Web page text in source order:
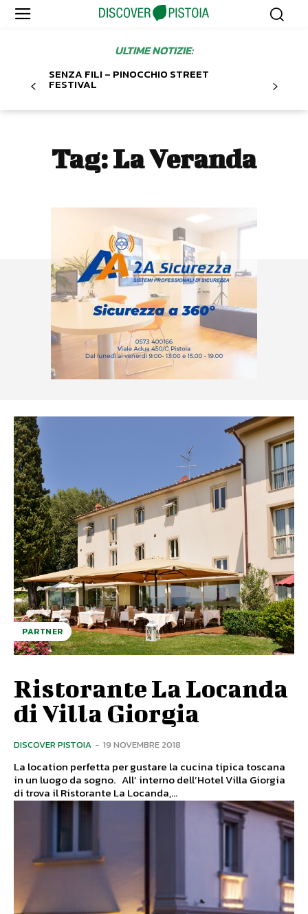
ULTIME NOTIZIE:
SENZA FILI – PINOCCHIO STREET
FESTIVAL
Tag:La Veranda
PARTNER
Ristorante La Locanda
di Villa Giorgia
DISCOVER PISTOIA - 19 NOVEMBRE 2018
La location perfetta per gustare la cucina tipica toscana
in un luogo da sogno. All’ interno dell’Hotel Villa Giorgia
di trova il Ristorante La Locanda,...